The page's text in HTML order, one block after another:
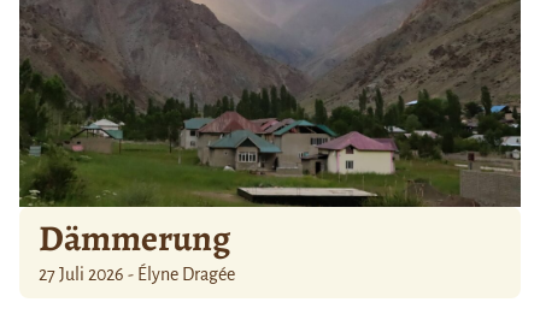
Dämmerung
27 Juli 2026 - Élyne Dragée